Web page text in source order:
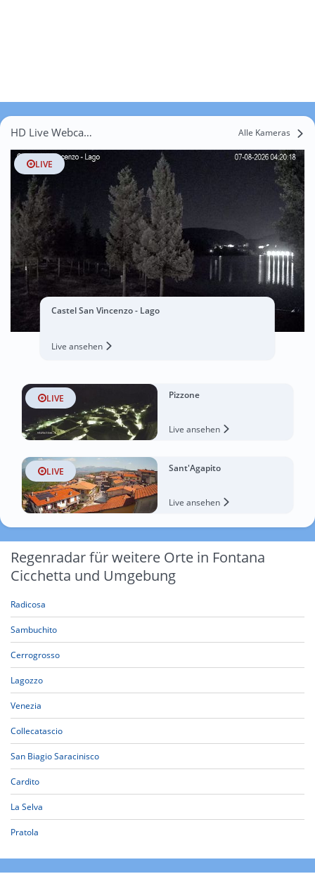
HD Live Webcams Fontana Cicchetta Alle Kameras
LIVE
Castel San Vincenzo - Lago
Live ansehen
LIVE Pizzone
Live ansehen
LIVE Sant'Agapito
Live ansehen
Regenradar für weitere Orte in Fontana
Cicchetta und Umgebung
Radicosa
Sambuchito
Cerrogrosso
Lagozzo
Venezia
Collecatascio
San Biagio Saracinisco
Cardito
La Selva
Pratola